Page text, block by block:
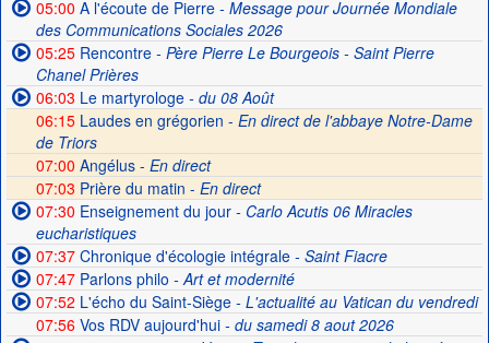
05:00 A l'écoute de Pierre- Message pour Journée Mondiale
des Communications Sociales 2026
05:25Rencontre- Père Pierre Le Bourgeois - Saint Pierre
Chanel Prières
06:03 Le martyrologe- du 08 Août
06:15Laudes en grégorien - En direct de l'abbaye Notre-Dame
de Triors
07:00 Angélus - En direct
07:03 Prière du matin - En direct
07:30 Enseignement du jour- Carlo Acutis 06 Miracles
eucharistiques
07:37Chronique d'écologie intégrale- Saint Fiacre
07:47Parlons philo - Art et modernité
07:52 L'écho du Saint-Siège- L'actualité au Vatican du vendredi
07:56Vos RDV aujourd'hui- du samedi 8 aout 2026